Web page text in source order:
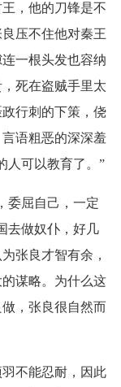
，他的刀锋是不
压不住他对秦王
一根头发也容纳
死在盗贼手里太
行刺的下策，侥
语粗恶的深深羞
人可以教育了。”
委屈自己，一定
去做奴仆，好几
张良才智有余，
谋略。为什么这
，张良很自然而
不能忍耐，因此